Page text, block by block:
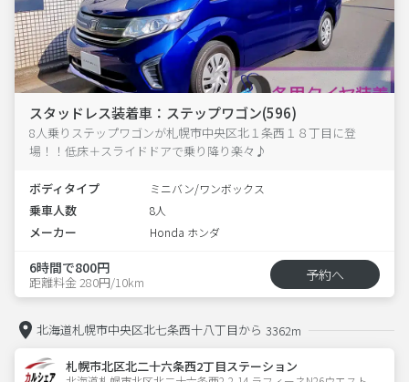
スタッドレス装着車：ステップワゴン(596)
8人乗りステップワゴンが札幌市中央区北１条西１８丁目に登
場！！低床＋スライドドアで乗り降り楽々♪
ボディタイプ ミニバン/ワンボックス
乗車人数 8人
メーカー Honda ホンダ
6時間で800円
距離料金 280円/10km 予約へ
北海道札幌市中央区北七条西十八丁目から 3362m
札幌市北区北二十六条西2丁目ステーション